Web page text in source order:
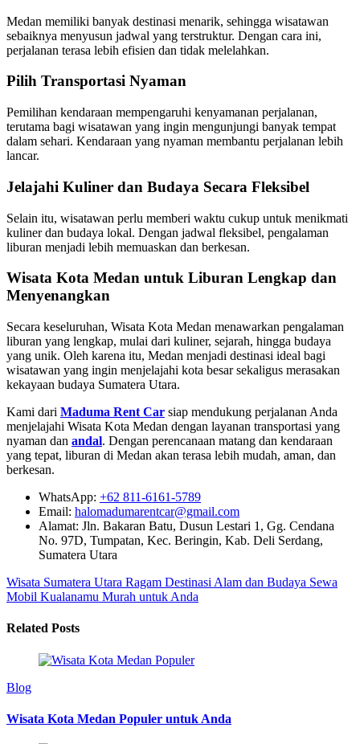
Medan memiliki banyak destinasi menarik, sehingga wisatawan
sebaiknya menyusun jadwal yang terstruktur. Dengan cara ini,
perjalanan terasa lebih efisien dan tidak melelahkan.
Pilih Transportasi Nyaman
Pemilihan kendaraan mempengaruhi kenyamanan perjalanan,
terutama bagi wisatawan yang ingin mengunjungi banyak tempat
dalam sehari. Kendaraan yang nyaman membantu perjalanan lebih
lancar.
Jelajahi Kuliner dan Budaya Secara Fleksibel
Selain itu, wisatawan perlu memberi waktu cukup untuk menikmati
kuliner dan budaya lokal. Dengan jadwal fleksibel, pengalaman
liburan menjadi lebih memuaskan dan berkesan.
Wisata Kota Medan untuk Liburan Lengkap dan
Menyenangkan
Secara keseluruhan, Wisata Kota Medan menawarkan pengalaman
liburan yang lengkap, mulai dari kuliner, sejarah, hingga budaya
yang unik. Oleh karena itu, Medan menjadi destinasi ideal bagi
wisatawan yang ingin menjelajahi kota besar sekaligus merasakan
kekayaan budaya Sumatera Utara.
Kami dari Maduma Rent Car siap mendukung perjalanan Anda
menjelajahi Wisata Kota Medan dengan layanan transportasi yang
nyaman dan andal. Dengan perencanaan matang dan kendaraan
yang tepat, liburan di Medan akan terasa lebih mudah, aman, dan
berkesan.
WhatsApp: +62 811-6161-5789
Email: halomadumarentcar@gmail.com
Alamat: Jln. Bakaran Batu, Dusun Lestari 1, Gg. Cendana
No. 97D, Tumpatan, Kec. Beringin, Kab. Deli Serdang,
Sumatera Utara
Wisata Sumatera Utara Ragam Destinasi Alam dan Budaya Sewa
Mobil Kualanamu Murah untuk Anda
Related Posts
Blog
Wisata Kota Medan Populer untuk Anda